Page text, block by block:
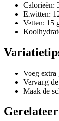
Calorieën:
Eiwitten:
Vetten: 15
Voeg extra
Vervang
Maak de